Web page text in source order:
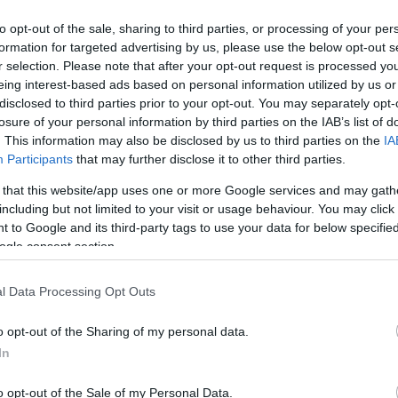
opt-out of the sale, sharing to third parties, or processing of your
for targeted advertising by us, please use the below opt-out
selection. Please note that after your opt-out request is processed
interest-based ads based on personal information utilized by us
to third parties prior to your opt-out. You may separately
of your personal information by third parties on the IAB’s list of
This information may also be disclosed by us to third parties on the
Participants that may further disclose it to other third parties.
that this website/app uses one or more Google services and may
but not limited to your visit or usage behaviour. You may
to Google and its third-party tags to use your data for below
consent section.
Data Processing Opt Outs
opt-out of the Sharing of my personal data.
opt-out of the Sale of my Personal Data.
Link másolása
kapta - 7 és fél év börtönre ítélték azt a
egy autót, amivel halálos balesetet
közelében. Egy idős házaspár halt
sem volt, a kocsival nekikment. A
az ítélet jogerős.